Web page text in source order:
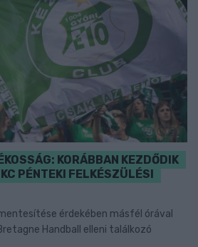
KORÁBBAN KEZDŐDIK
PÉNTEKI FELKÉSZÜLÉSI
érdekében másfél órával
Handball elleni találkozó